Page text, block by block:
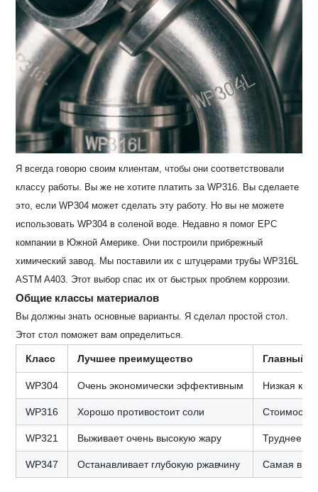
Я всегда говорю своим клиентам, чтобы они соответствовали
классу работы. Вы же не хотите платить за WP316. Вы сделаете
это, если WP304 может сделать эту работу. Но вы не можете
использовать WP304 в соленой воде. Недавно я помог EPC
компании в Южной Америке. Они построили прибрежный
химический завод. Мы поставили их с штуцерами трубы WP316L
ASTM A403. Этот выбор спас их от быстрых проблем коррозии.
Общие классы материалов
Вы должны знать основные варианты. Я сделал простой стол.
Этот стол поможет вам определиться.
Класс Лучшее преимущество Главный
WP304 Очень экономически эффективным Низкая
WP316 Хорошо противостоит соли Стоимость
WP321 Выживает очень высокую жару Труднее
WP347 Останавливает глубокую ржавчину Самая